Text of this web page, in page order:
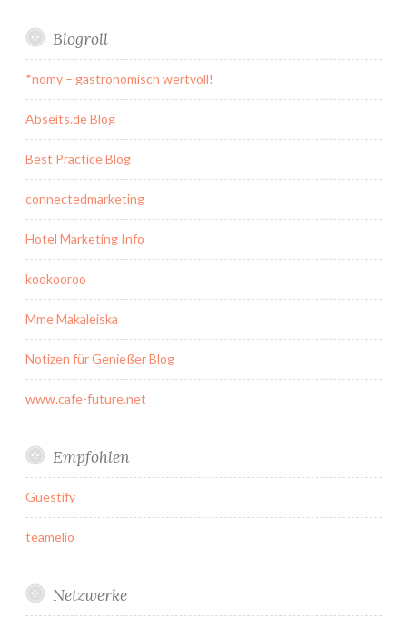
Blogroll
*nomy – gastronomisch wertvoll!
Abseits.de Blog
Best Practice Blog
connectedmarketing
Hotel Marketing Info
kookooroo
Mme Makaleiska
Notizen für Genießer Blog
www.cafe-future.net
Empfohlen
Guestify
teamelio
Netzwerke